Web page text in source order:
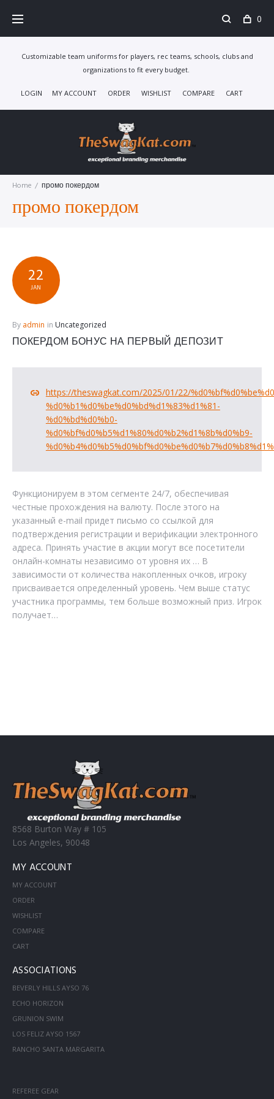
0
Customizable team uniforms for players, rec teams, schools, clubs and
organizations to fit every budget.
LOGIN MY ACCOUNT ORDER WISHLIST COMPARE CART
промо покердом
Home / промо покердом
TAG:
ПРОМО
ПОКЕРДОМ
22
JAN
By admin in Uncategorized
ПОКЕРДОМ БОНУС НА ПЕРВЫЙ ДЕПОЗИТ
https://theswagkat.com/2025/01/22/
%d0%b1%d0%be%d0%bd%d1%83%d1%81-
%d0%bd%d0%b0-
%d0%bf%d0%b5%d1%80%d0%b2%d1%8b%d0%b9-
Функционируем в этом сегменте 24/7, обеспечивая
честные прохождения на валюту. После этого на
указанный e-mail придет письмо со ссылкой для
подтверждения регистрации и верификации электронного
адреса. Принять участие в акции могут все посетители
онлайн-комнаты независимо от уровня их … В
зависимости от количества накопленных очков, игроку
присваивается определенный уровень. Чем выше статус
участника программы, тем больше возможный приз. Игрок
получает…
8568 Burton Way # 105
Los Angeles, 90048
MY ACCOUNT
MY ACCOUNT
ORDER
WISHLIST
COMPARE
CART
ASSOCIATIONS
BEVERLY HILLS AYSO 76
ECHO HORIZON
GRUNION SWIM
LOS FELIZ AYSO 1567
RANCHO SANTA MARGARITA
REFEREE GEAR